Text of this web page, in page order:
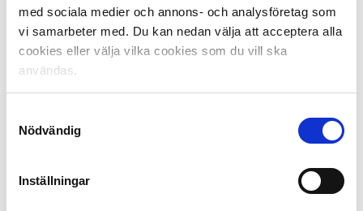
med sociala medier och annons- och analysföretag som
vi samarbeter med. Du kan nedan välja att acceptera alla
cookies eller välja vilka cookies som du vill ska
användas.
Nödvändig
Inställningar
talangutveckling genom att anställa kvalificerade
tränare för sitt utvecklingslag. Tanken är att talangerna
ska få en elitinriktad fotbollsutbildning av i första hand
heltidsanställd tränare. Syftet är att trygga framtiden
och i utlandet passerat genom Svenska Spel Tipselit.
244 av dessa spelade i Allsvenskan och 320 i